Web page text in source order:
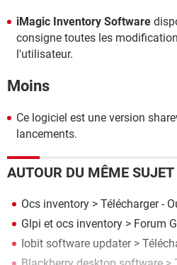
iMagic Inventory Software
consigne toutes les
l'utilisateur.
Moins
Ce logiciel est une version
lancements.
AUTOUR DU MÊME SUJET
Ocs inventory > Télécharger -
Glpi et ocs inventory > Forum
Iobit software updater>